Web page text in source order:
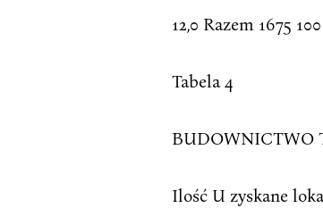
12,0 Razem 1675 100
Tabela 4
BUDOWNICTWO
Ilość U zyskane